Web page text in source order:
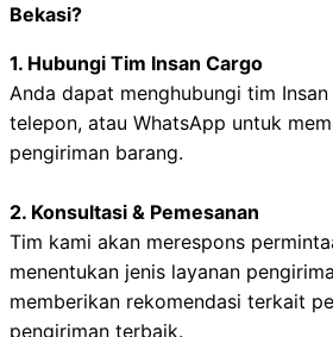
Bekasi?
1. Hubungi Tim Insan Cargo
Anda dapat menghubungi tim
telepon, atau WhatsApp untuk
pengiriman barang.
2. Konsultasi & Pemesanan
Tim kami akan merespons
menentukan jenis layanan
memberikan rekomendasi terkait
pengiriman terbaik.